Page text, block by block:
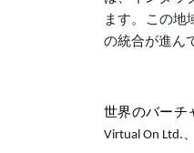
ます。この地
の統合が進ん
世界のバーチ
Virtual On Ltd.